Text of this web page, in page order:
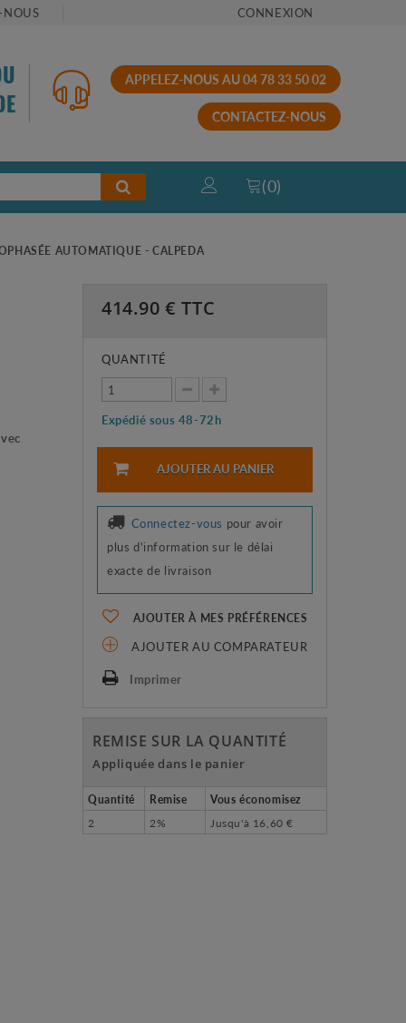
CONNEXION
APPELEZ-NOUS AU 04 78 33 50 02
CONTACTEZ-NOUS
(0)
AUTOMATIQUE - CALPEDA
414.90 € TTC
QUANTITÉ
Expédié sous 48-72h
AJOUTER AU PANIER
Connectez-vous pour avoir
plus d'information sur le délai
exacte de livraison
AJOUTER À MES PRÉFÉRENCES
AJOUTER AU COMPARATEUR
Imprimer
REMISE SUR LA QUANTITÉ
Appliquée dans le panier
Quantité Remise
Vous économisez
2
2% Jusqu'à 16,60 €